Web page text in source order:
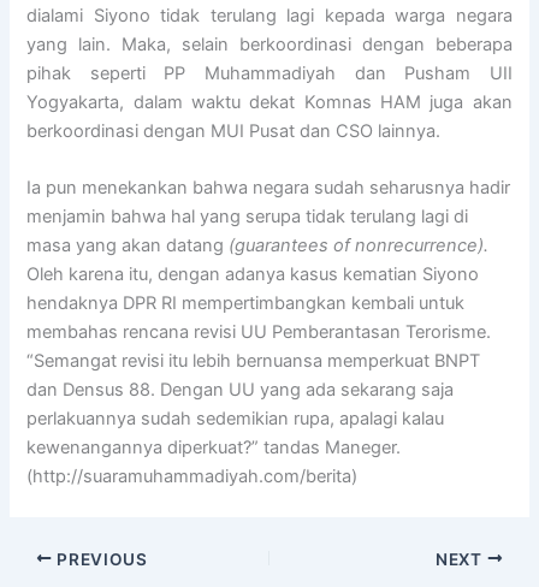
dialami Siyono tidak terulang lagi kepada warga negara
yang lain. Maka, selain berkoordinasi dengan beberapa
pihak seperti PP Muhammadiyah dan Pusham UII
Yogyakarta, dalam waktu dekat Komnas HAM juga akan
berkoordinasi dengan MUI Pusat dan CSO lainnya.
Ia pun menekankan bahwa negara sudah seharusnya hadir
menjamin bahwa hal yang serupa tidak terulang lagi di
masa yang akan datang (guarantees of nonrecurrence).
Oleh karena itu, dengan adanya kasus kematian Siyono
hendaknya DPR RI mempertimbangkan kembali untuk
membahas rencana revisi UU Pemberantasan Terorisme.
“Semangat revisi itu lebih bernuansa memperkuat BNPT
dan Densus 88. Dengan UU yang ada sekarang saja
perlakuannya sudah sedemikian rupa, apalagi kalau
kewenangannya diperkuat?” tandas Maneger.
(http://suaramuhammadiyah.com/berita)
PREVIOUS NEXT